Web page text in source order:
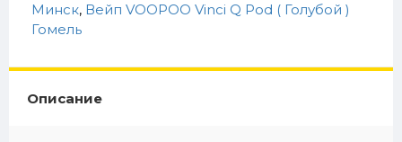
Минск, Вейп VOOPOO Vinci Q Pod ( Голубой )
Гомель
Описание